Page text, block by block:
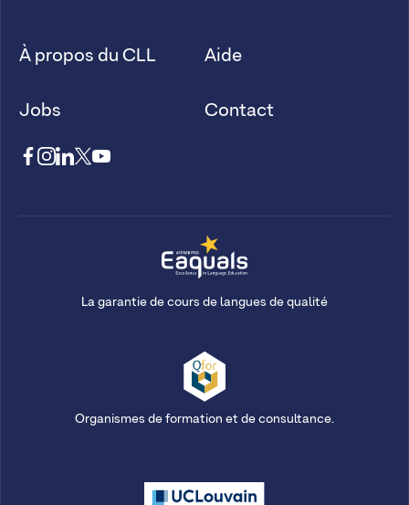
À propos du CLL
Jobs
Aide
Contact
La garantie de cours de langues de qualité
Organismes de formation et de consultance.